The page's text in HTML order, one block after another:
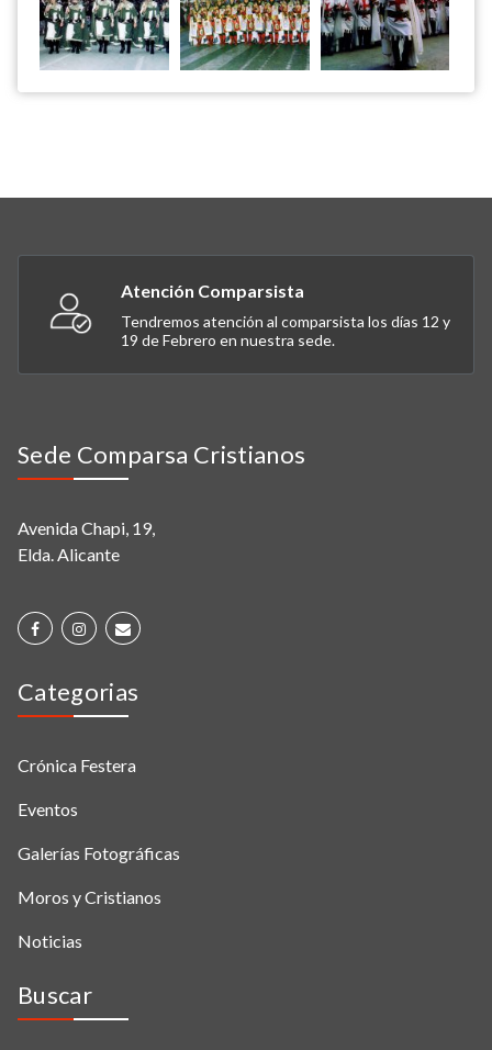
Atención Comparsista
Tendremos atención al comparsista los días 12 y
19 de Febrero en nuestra sede.
Sede Comparsa Cristianos
Avenida Chapi, 19,
Elda. Alicante
Categorias
Crónica Festera
Eventos
Galerías Fotográficas
Moros y Cristianos
Noticias
Buscar